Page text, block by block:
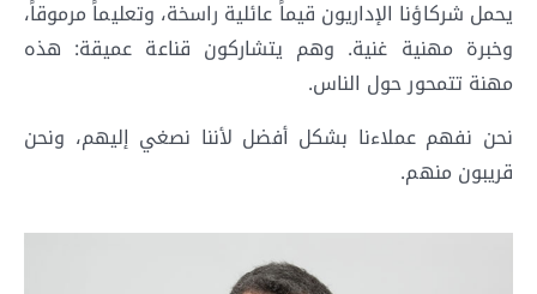
يحمل شركاؤنا الإداريون قيماً عائلية راسخة، وتعليماً مرموقاً،
وخبرة مهنية غنية. وهم يتشاركون قناعة عميقة: هذه
مهنة تتمحور حول الناس.
نحن نفهم عملاءنا بشكل أفضل لأننا نصغي إليهم، ونحن
قريبون منهم.